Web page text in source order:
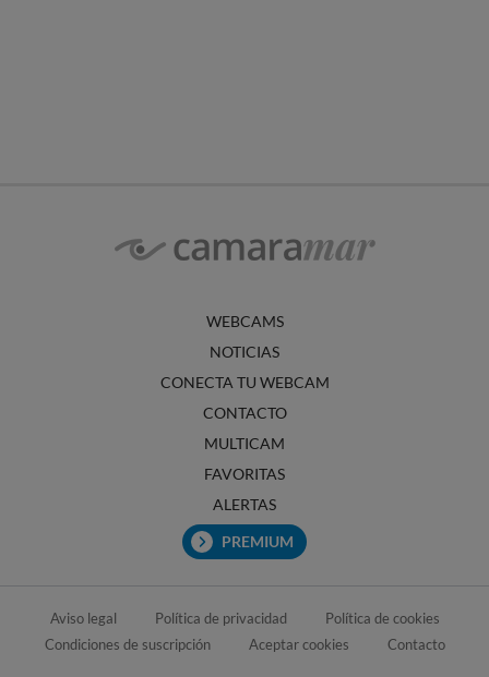
WEBCAMS
NOTICIAS
CONECTA TU WEBCAM
CONTACTO
MULTICAM
FAVORITAS
ALERTAS
PREMIUM
Aviso legal Política de privacidad
Política de cookies
Condiciones de suscripción
Aceptar cookies Contacto